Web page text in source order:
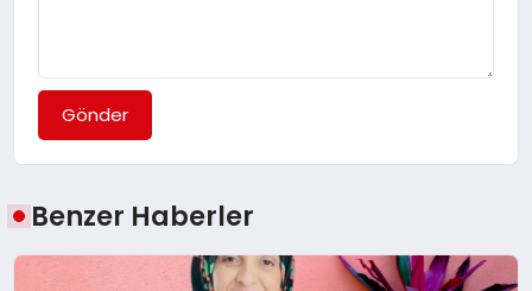
Gönder
Benzer Haberler